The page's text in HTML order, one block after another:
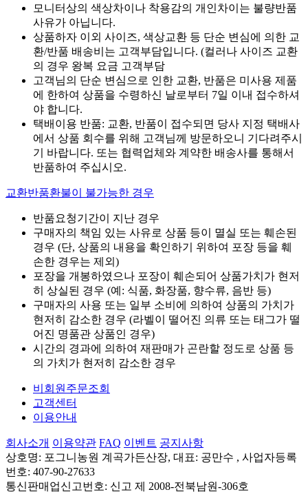
모니터상의 색상차이나 착용감의 개인차이는 불량반품
사유가 아닙니다.
상품하자 이외 사이즈, 색상교환 등 단순 변심에 의한 교
환/반품 배송비는 고객부담입니다. (컬러나 사이즈 교환
의 경우 왕복 요금 고객부담
고객님의 단순 변심으로 인한 교환, 반품은 미사용 제품
에 한하여 상품을 수령하신 날로부터 7일 이내 접수하셔
야 합니다.
택배이용 반품: 교환, 반품이 접수되면 당사 지정 택배사
에서 상품 회수를 위해 고객님께 방문하오니 기다려주시
기 바랍니다. 또는 협력업체와 계약한 배송사를 통해서
반품하여 주십시오.
교환반품환불이 불가능한 경우
반품요청기간이 지난 경우
구매자의 책임 있는 사유로 상품 등이 멸실 또는 훼손된
경우 (단, 상품의 내용을 확인하기 위하여 포장 등을 훼
손한 경우는 제외)
포장을 개봉하였으나 포장이 훼손되어 상품가치가 현저
히 상실된 경우 (예: 식품, 화장품, 향수류, 음반 등)
구매자의 사용 또는 일부 소비에 의하여 상품의 가치가
현저히 감소한 경우 (라벨이 떨어진 의류 또는 태그가 떨
어진 명품관 상품인 경우)
시간의 경과에 의하여 재판매가 곤란할 정도로 상품 등
의 가치가 현저히 감소한 경우
비회원주문조회
고객센터
이용안내
회사소개 이용약관 FAQ 이벤트 공지사항
상호명: 포그니농원 계곡가든산장, 대표: 공만수 , 사업자등록
번호: 407-90-27633
통신판매업신고번호: 신고 제 2008-전북남원-306호